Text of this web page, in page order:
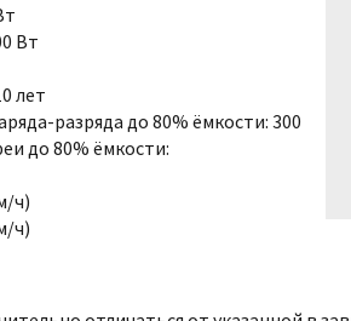
Вт
лет
разряда до 80% ёмкости: 300
до 80% ёмкости:
ч)
ч)